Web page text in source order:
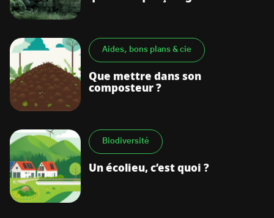
Aides, bons plans & cie
Que mettre dans son
composteur ?
Biodiversité
Un écolieu, c’est quoi ?